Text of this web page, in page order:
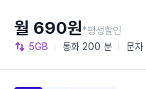
5GB 통화 200 분 문자
월 690원*평생할인